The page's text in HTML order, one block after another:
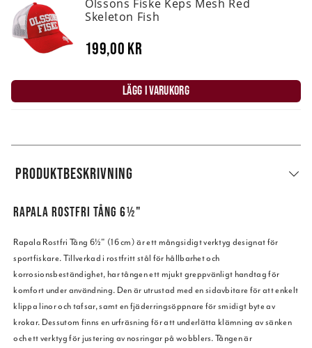
Olssons Fiske Keps Mesh Red
Skeleton Fish
199,00 kr
LÄGG I VARUKORG
PRODUKTBESKRIVNING
RAPALA ROSTFRI TÅNG 6½"
Rapala Rostfri Tång 6½" (16 cm) är ett mångsidigt verktyg designat för
sportfiskare. Tillverkad i rostfritt stål för hållbarhet och
korrosionsbeständighet, har tången ett mjukt greppvänligt handtag för
komfort under användning. Den är utrustad med en sidavbitare för att enkelt
klippa linor och tafsar, samt en fjäderringsöppnare för smidigt byte av
krokar. Dessutom finns en urfräsning för att underlätta klämning av sänken
och ett verktyg för justering av nosringar på wobblers. Tången är